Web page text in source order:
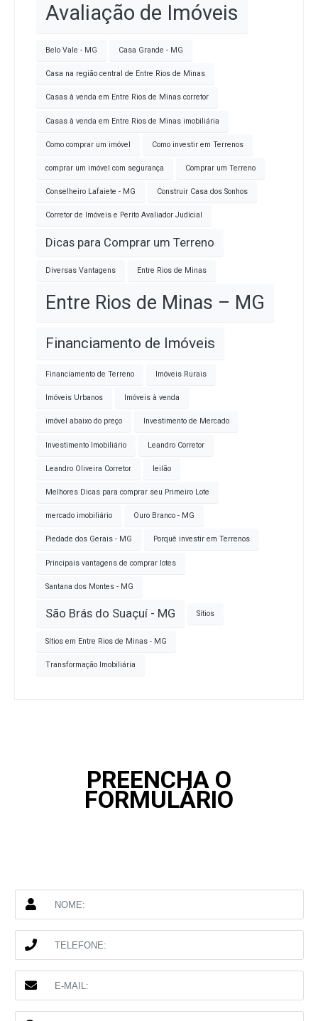
Avaliação de Imóveis
Belo Vale - MG Casa Grande - MG
Casa na região central de Entre Rios de Minas
Casas à venda em Entre Rios de Minas corretor
Casas à venda em Entre Rios de Minas imobiliária
Como comprar um imóvel Como investir em Terrenos
comprar um imóvel com segurança Comprar um Terreno
Conselheiro Lafaiete - MG Construir Casa dos Sonhos
Corretor de Imóveis e Perito Avaliador Judicial
Dicas para Comprar um Terreno
Diversas Vantagens Entre Rios de Minas
Entre Rios de Minas – MG
Financiamento de Imóveis
Financiamento de Terreno Imóveis Rurais
Imóveis Urbanos Imóveis à venda
imóvel abaixo do preço Investimento de Mercado
Investimento Imobiliário Leandro Corretor
Leandro Oliveira Corretor leilão
Melhores Dicas para comprar seu Primeiro Lote
mercado imobiliário Ouro Branco - MG
Piedade dos Gerais - MG Porquê investir em Terrenos
Principais vantagens de comprar lotes
Santana dos Montes - MG
São Brás do Suaçuí - MG Sítios
Sítios em Entre Rios de Minas - MG
Transformação Imobiliária
PREENCHA O
FORMULÁRIO